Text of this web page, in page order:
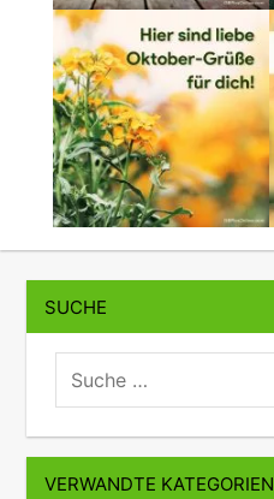
SUCHE
suche:
VERWANDTE KATEGORIEN